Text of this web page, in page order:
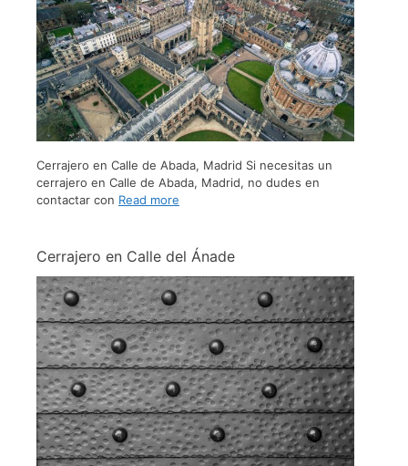
Cerrajero en Calle de Abada, Madrid Si necesitas un
cerrajero en Calle de Abada, Madrid, no dudes en
contactar con Read more
Cerrajero en Calle del Ánade